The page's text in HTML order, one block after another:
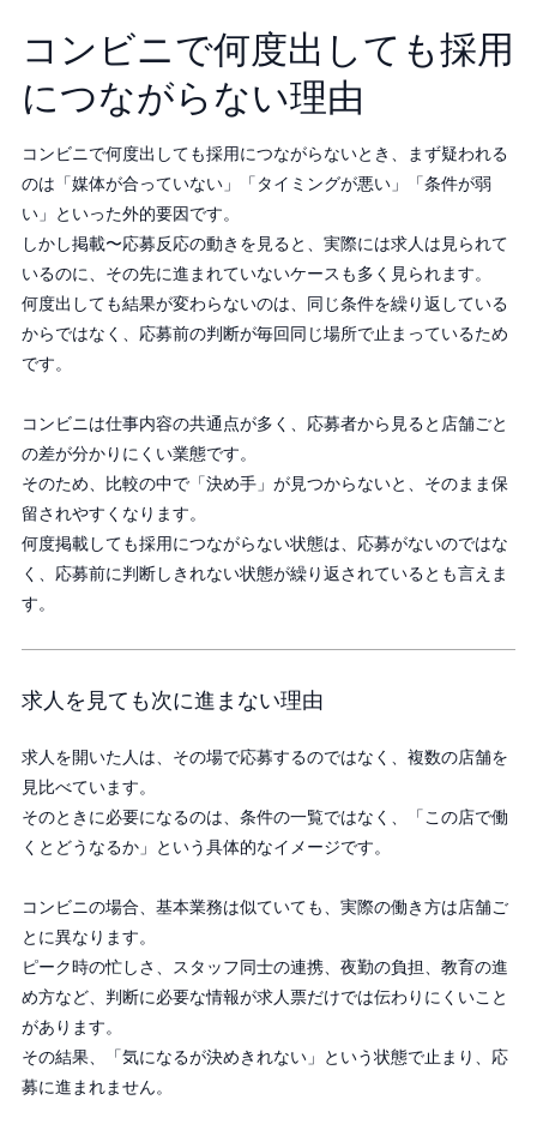
コンビニで何度出しても採用
につながらない理由
コンビニで何度出しても採用につながらないとき、まず疑われる
のは「媒体が合っていない」「タイミングが悪い」「条件が弱
い」といった外的要因です。
しかし掲載〜応募反応の動きを見ると、実際には求人は見られて
いるのに、その先に進まれていないケースも多く見られます。
何度出しても結果が変わらないのは、同じ条件を繰り返している
からではなく、応募前の判断が毎回同じ場所で止まっているため
です。
コンビニは仕事内容の共通点が多く、応募者から見ると店舗ごと
の差が分かりにくい業態です。
そのため、比較の中で「決め手」が見つからないと、そのまま保
留されやすくなります。
何度掲載しても採用につながらない状態は、応募がないのではな
く、応募前に判断しきれない状態が繰り返されているとも言えま
す。
求人を見ても次に進まない理由
求人を開いた人は、その場で応募するのではなく、複数の店舗を
見比べています。
そのときに必要になるのは、条件の一覧ではなく、「この店で働
くとどうなるか」という具体的なイメージです。
コンビニの場合、基本業務は似ていても、実際の働き方は店舗ご
とに異なります。
ピーク時の忙しさ、スタッフ同士の連携、夜勤の負担、教育の進
め方など、判断に必要な情報が求人票だけでは伝わりにくいこと
があります。
その結果、「気になるが決めきれない」という状態で止まり、応
募に進まれません。